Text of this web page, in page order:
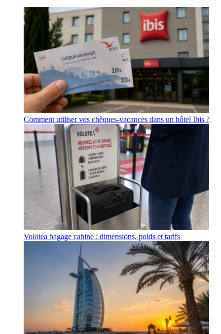
Comment utiliser vos chèques-vacances dans un hôtel Ibis ?
Volotea bagage cabine : dimensions, poids et tarifs